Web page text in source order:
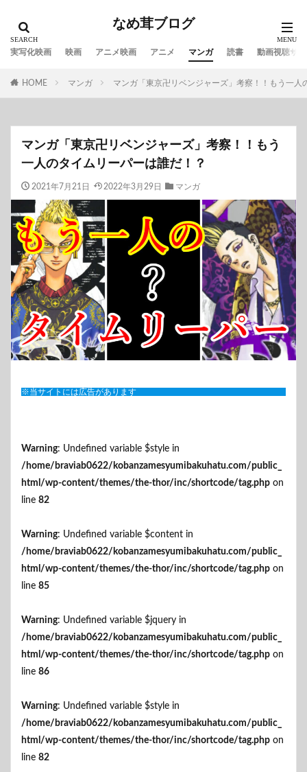
なめ茸ブログ
実写化映画 映画 アニメ映画 アニメ マンガ 読書 動画視聴サ
HOME マンガ マンガ「東京卍リベンジャーズ」考察！！もう一人
マンガ「東京卍リベンジャーズ」考察！！もう
一人のタイムリーパーは誰だ！？
2021年7月21日 2022年3月29日 マンガ
※当サイトには広告があります
Warning: Undefined variable $style in
/home/braviab0622/kobanzamesyumibakuhatu.com/public_
html/wp-content/themes/the-thor/inc/shortcode/tag.php on
line 82
Warning: Undefined variable $content in
/home/braviab0622/kobanzamesyumibakuhatu.com/public_
html/wp-content/themes/the-thor/inc/shortcode/tag.php on
line 85
Warning: Undefined variable $jquery in
/home/braviab0622/kobanzamesyumibakuhatu.com/public_
html/wp-content/themes/the-thor/inc/shortcode/tag.php on
line 86
Warning: Undefined variable $style in
/home/braviab0622/kobanzamesyumibakuhatu.com/public_
html/wp-content/themes/the-thor/inc/shortcode/tag.php on
line 82